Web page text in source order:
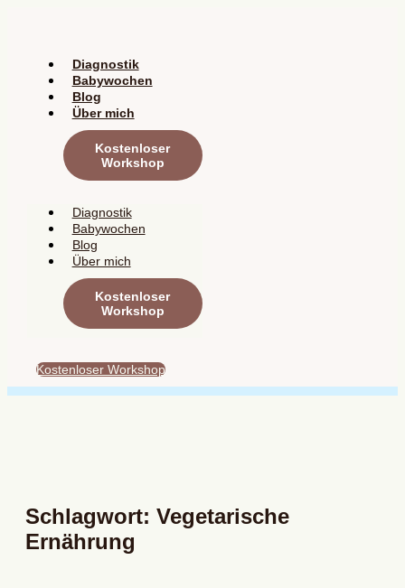
Diagnostik
Babywochen
Blog
Über mich
Kostenloser
Workshop
Diagnostik
Babywochen
Blog
Über mich
Kostenloser
Workshop
Kostenloser Workshop
Schlagwort: Vegetarische
Ernährung